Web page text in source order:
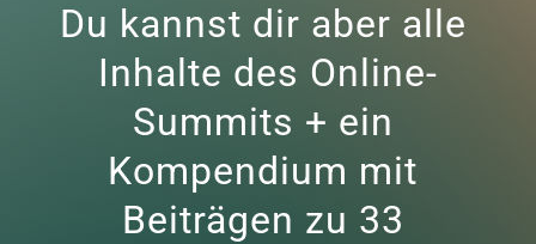
Du kannst dir aber alle
Inhalte des Online-
Summits + ein
Kompendium mit
Beiträgen zu 33